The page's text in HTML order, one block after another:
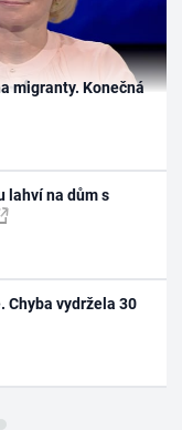
migranty. Konečná
lahví na dům s
Chyba vydržela 30